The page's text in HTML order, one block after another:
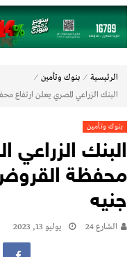
الرئيسية ⁄ بنوك وتأمين ⁄
البنك الزراعي المصري يعلن ارتفاع محفظة
بنوك وتأمين
البنك الزراعي
جنيه
الشارع 24 يوليو 13, 2023